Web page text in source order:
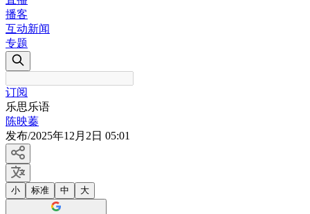
播客
互动新闻
专题
订阅
乐思乐语
陈映蓁
发布/2025年12月2日 05:01
小 标准 中 大